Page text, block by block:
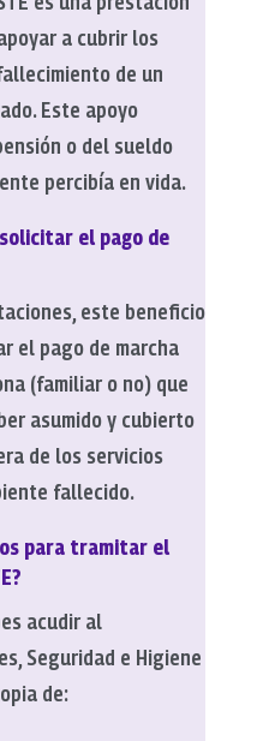
a cubrir los
de un
Este apoyo
o del sueldo
percibía en vida.
el pago de
este beneficio
el pago de marcha
(familiar o no) que
asumido y cubierto
de los servicios
fallecido.
para tramitar el
acudir al
Seguridad e Higiene
de: